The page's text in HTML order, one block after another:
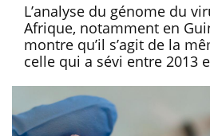
L’analyse du génome du
Afrique, notamment en
montre qu’il s’agit de la
celle qui a sévi entre 2013